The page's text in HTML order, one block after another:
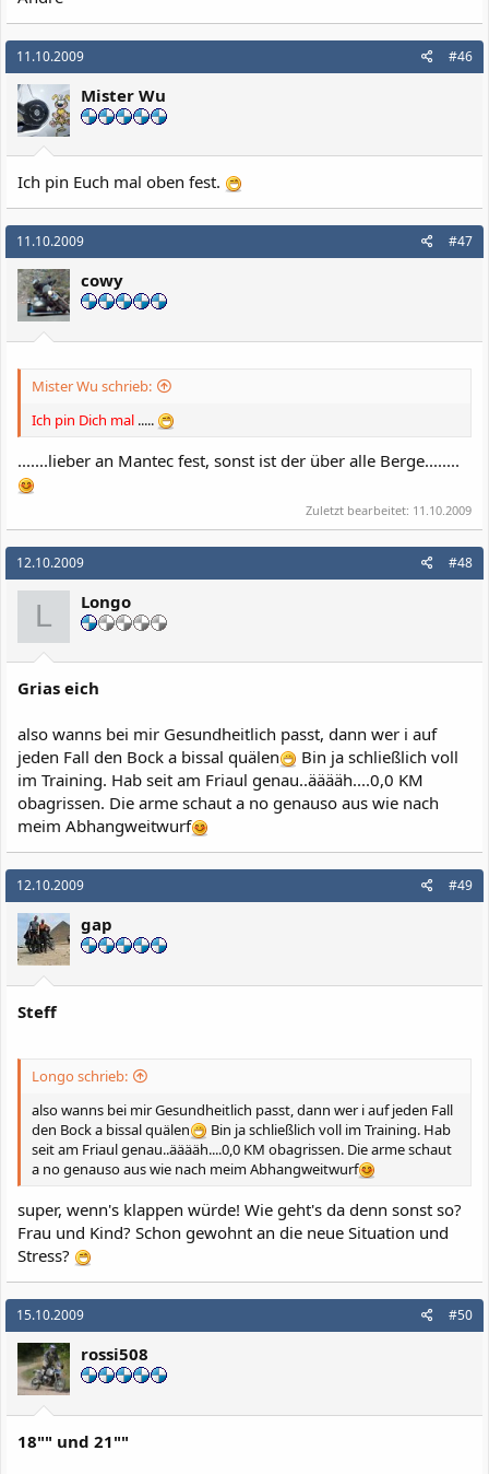
11.10.2009 #46
Mister Wu
Ich pin Euch mal oben fest.
11.10.2009 #47
cowy
Mister Wu schrieb:
Ich pin Dich mal .....
.......lieber an Mantec fest, sonst ist der über alle Berge........
Zuletzt bearbeitet: 11.10.2009
12.10.2009 #48
L Longo
Grias eich
also wanns bei mir Gesundheitlich passt, dann wer i auf
jeden Fall den Bock a bissal quälen
Bin ja schließlich voll
im Training. Hab seit am Friaul genau..ääääh....0,0 KM
obagrissen. Die arme schaut a no genauso aus wie nach
meim Abhangweitwurf
12.10.2009 #49
gap
Steff
Longo schrieb:
also wanns bei mir Gesundheitlich passt, dann wer i auf jeden Fall
den Bock a bissal quälen
Bin ja schließlich voll im Training. Hab
seit am Friaul genau..ääääh....0,0 KM obagrissen. Die arme schaut
a no genauso aus wie nach meim Abhangweitwurf
super, wenn's klappen würde! Wie geht's da denn sonst so?
Frau und Kind? Schon gewohnt an die neue Situation und
Stress?
15.10.2009 #50
rossi508
18"" und 21""